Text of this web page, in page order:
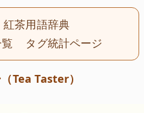
紅茶用語辞典
タグ統計ページ
Tea Taster）